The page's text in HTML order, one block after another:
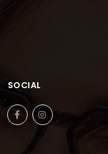
SOCIAL